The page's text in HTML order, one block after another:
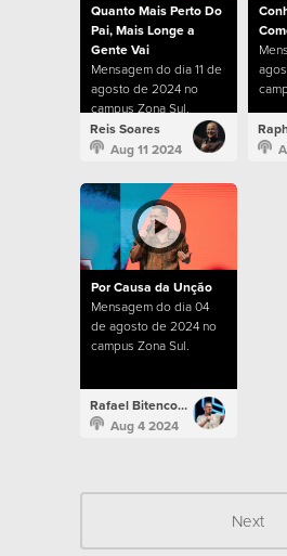
Quanto Mais Perto Do
Pai, Mais Longe a
Gente Vai
Mensagem do dia 11 de
agosto de 2024 no
campus Zona Sul.
Reis Soares
Aug 11 2024
Por Causa da Unção
Mensagem do dia 04
de agosto de 2024 no
campus Zona Sul.
Rafael Bitencourt
Aug 4 2024
Next